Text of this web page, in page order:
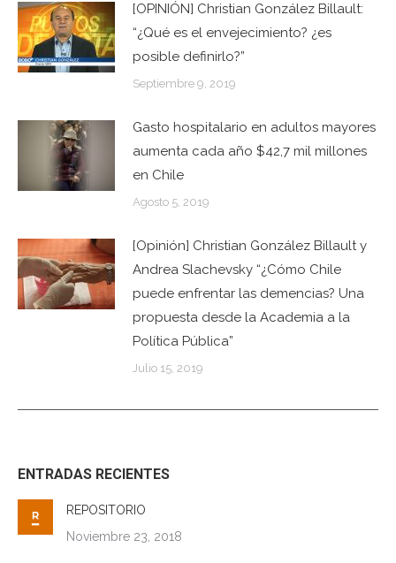
[OPINIÓN] Christian González Billault:
“¿Qué es el envejecimiento? ¿es
posible definirlo?”
Septiembre 9, 2019
Gasto hospitalario en adultos mayores
aumenta cada año $42,7 mil millones
en Chile
Agosto 5, 2019
[Opinión] Christian González Billault y
Andrea Slachevsky “¿Cómo Chile
puede enfrentar las demencias? Una
propuesta desde la Academia a la
Política Pública”
Julio 15, 2019
ENTRADAS RECIENTES
REPOSITORIO
Noviembre 23, 2018